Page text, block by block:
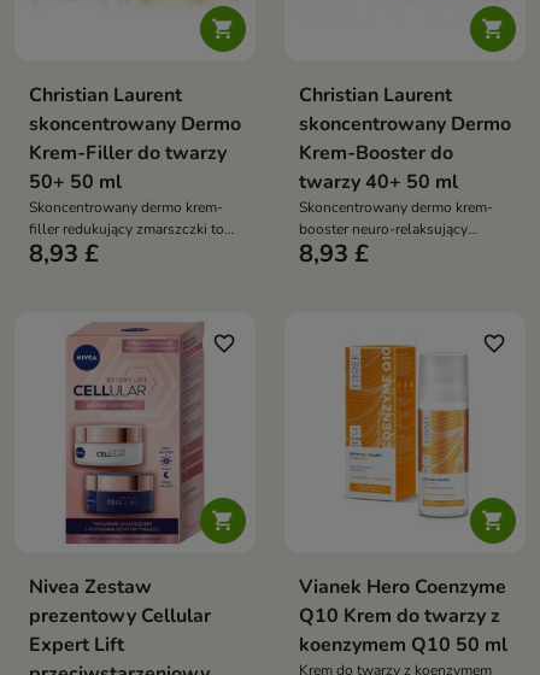

Christian Laurent
skoncentrowany Dermo
Krem-Filler do twarzy
50+ 50 ml
Skoncentrowany dermo krem-
filler redukujący zmarszczki to
zaawansowany krem
roku życia
8,93 £

Christian Laurent
skoncentrowany Dermo
Krem-Booster do
twarzy 40+ 50 ml
Skoncentrowany dermo krem-
booster neuro-relaksujący
Botulin Revolution to
mimiczne i poprawia napięcie
8,93 £

favorite_border
Nivea Zestaw
prezentowy Cellular
Expert Lift

favorite_border
Vianek Hero Coenzyme
Q10 Krem do twarzy z
koenzymem Q10 50 ml
Krem do twarzy z koenzymem